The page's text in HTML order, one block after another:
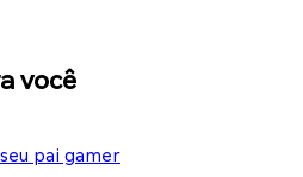
você
pai gamer